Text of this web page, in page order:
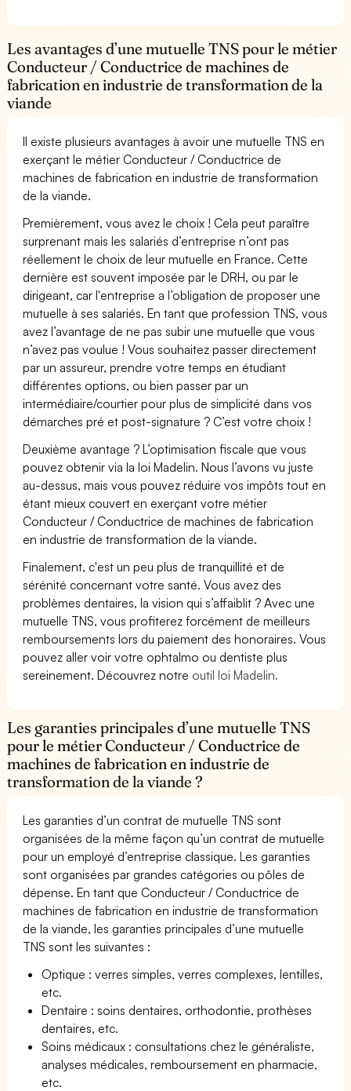
Les avantages d’une mutuelle TNS pour le métier
Conducteur / Conductrice de machines de
fabrication en industrie de transformation de la
viande
Il existe plusieurs avantages à avoir une mutuelle TNS en
exerçant le métier Conducteur / Conductrice de
machines de fabrication en industrie de transformation
de la viande.
Premièrement, vous avez le choix ! Cela peut paraître
surprenant mais les salariés d’entreprise n’ont pas
réellement le choix de leur mutuelle en France. Cette
dernière est souvent imposée par le DRH, ou par le
dirigeant, car l'entreprise a l’obligation de proposer une
mutuelle à ses salariés. En tant que profession TNS, vous
avez l’avantage de ne pas subir une mutuelle que vous
n’avez pas voulue ! Vous souhaitez passer directement
par un assureur, prendre votre temps en étudiant
différentes options, ou bien passer par un
intermédiaire/courtier pour plus de simplicité dans vos
démarches pré et post-signature ? C’est votre choix !
Deuxième avantage ? L’optimisation fiscale que vous
pouvez obtenir via la loi Madelin. Nous l’avons vu juste
au-dessus, mais vous pouvez réduire vos impôts tout en
étant mieux couvert en exerçant votre métier
Conducteur / Conductrice de machines de fabrication
en industrie de transformation de la viande.
Finalement, c'est un peu plus de tranquillité et de
sérénité concernant votre santé. Vous avez des
problèmes dentaires, la vision qui s’affaiblit ? Avec une
mutuelle TNS, vous profiterez forcément de meilleurs
remboursements lors du paiement des honoraires. Vous
pouvez aller voir votre ophtalmo ou dentiste plus
sereinement. Découvrez notre outil loi Madelin.
Les garanties principales d’une mutuelle TNS
pour le métier Conducteur / Conductrice de
machines de fabrication en industrie de
transformation de la viande ?
Les garanties d’un contrat de mutuelle TNS sont
organisées de la même façon qu’un contrat de mutuelle
pour un employé d’entreprise classique. Les garanties
sont organisées par grandes catégories ou pôles de
dépense. En tant que Conducteur / Conductrice de
machines de fabrication en industrie de transformation
de la viande, les garanties principales d’une mutuelle
TNS sont les suivantes :
Optique : verres simples, verres complexes, lentilles,
etc.
Dentaire : soins dentaires, orthodontie, prothèses
dentaires, etc.
Soins médicaux : consultations chez le généraliste,
analyses médicales, remboursement en pharmacie,
etc.